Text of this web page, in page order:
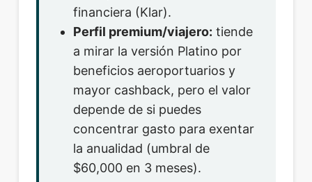
financiera (Klar).
Perfil premium/viajero: tiende
a mirar la versión Platino por
beneficios aeroportuarios y
mayor cashback, pero el valor
depende de si puedes
concentrar gasto para exentar
la anualidad (umbral de
$60,000 en 3 meses).